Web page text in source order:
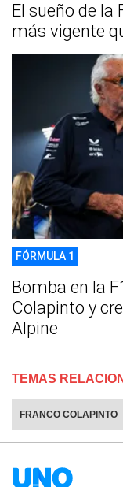
El sueño de la
más vigente
FÓRMULA 1
Bomba en la
Colapinto y
Alpine
TEMAS
FRANCO COLAPINTO